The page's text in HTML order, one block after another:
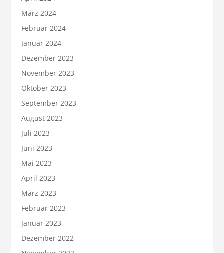
März 2024
Februar 2024
Januar 2024
Dezember 2023
November 2023
Oktober 2023
September 2023
August 2023
Juli 2023
Juni 2023
Mai 2023
April 2023
März 2023
Februar 2023
Januar 2023
Dezember 2022